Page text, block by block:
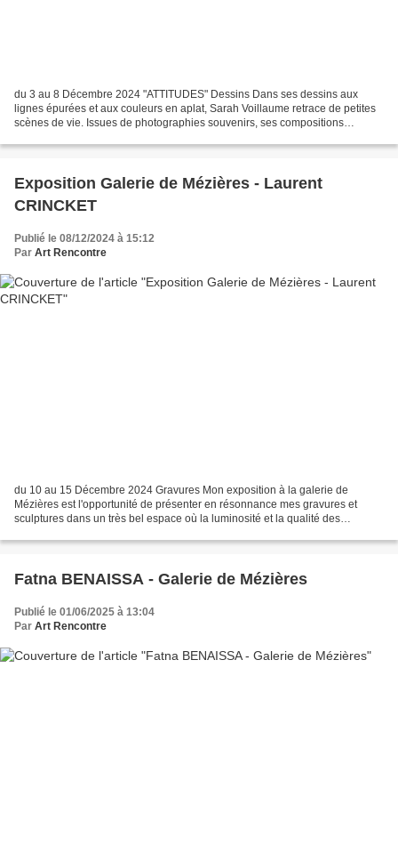
du 3 au 8 Décembre 2024 "ATTITUDES" Dessins Dans ses dessins aux
lignes épurées et aux couleurs en aplat, Sarah Voillaume retrace de petites
scènes de vie. Issues de photographies souvenirs, ses compositions
Exposition Galerie de Mézières - Laurent
CRINCKET
Publié le 08/12/2024 à 15:12
Par Art Rencontre
du 10 au 15 Décembre 2024 Gravures Mon exposition à la galerie de
Mézières est l'opportunité de présenter en résonnance mes gravures et
sculptures dans un très bel espace où la luminosité et la qualité des
Fatna BENAISSA - Galerie de Mézières
Publié le 01/06/2025 à 13:04
Par Art Rencontre